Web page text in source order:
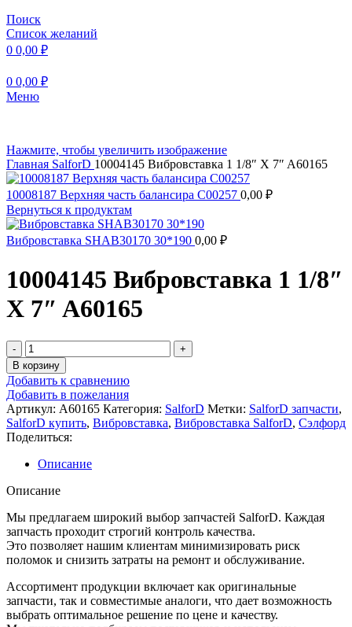
Поиск
Список желаний
0 0,00 ₽
0 0,00 ₽
Меню
Нажмите, чтобы увеличить изображение
Главная SalforD 10004145 Вибровставка 1 1/8″ X 7″ A60165
10008187 Верхняя часть балансира C00257 0,00 ₽
Вернуться к продуктам
Вибровставка SHAB30170 30*190 0,00 ₽
10004145 Вибровставка 1 1/8″
X 7″ A60165
Количество
товара
10004145
Вибровставка
1
1/8"
X
7"
A60165
В корзину
Добавить к сравнению
Добавить в пожелания
Артикул: A60165 Категория: SalforD Метки: SalforD запчасти,
SalforD купить, Вибровставка, Вибровставка SalforD, Сэлфорд
Поделиться:
Описание
Описание
Мы предлагаем широкий выбор запчастей SalforD. Каждая
запчасть проходит строгий контроль качества.
Это позволяет нашим клиентам минимизировать риск
поломок и снизить затраты на ремонт и обслуживание.
Ассортимент продукции включает как оригинальные
запчасти, так и совместимые аналоги, что дает возможность
выбрать оптимальное решение по цене и качеству.